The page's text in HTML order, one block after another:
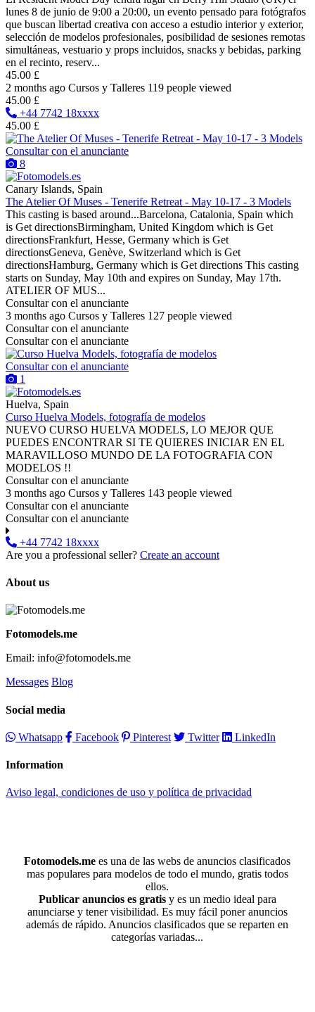
lunes 8 de junio de 9:00 a 20:00, un evento pensado para fotógrafos
que buscan libertad creativa con acceso a estudio interior y exterior,
selección de modelos profesionales, posibilidad de sesiones remotas
simultáneas, vestuario y props incluidos, snacks y bebidas, parking
en el recinto, reserv...
45.00 £
2 months ago Cursos y Talleres 119 people viewed
45.00 £
+44 7742 18xxxx
45.00 £
Consultar con el anunciante
8
Canary Islands, Spain
The Atelier Of Muses - Tenerife Retreat - May 10-17 - 3 Models
This casting is based around...Barcelona, Catalonia, Spain which
is Get directionsBirmingham, United Kingdom which is Get
directionsFrankfurt, Hesse, Germany which is Get
directionsGeneva, Genève, Switzerland which is Get
directionsHamburg, Germany which is Get directions This casting
starts on Sunday, May 10th and expires on Sunday, May 17th.
ATELIER OF MUS...
Consultar con el anunciante
3 months ago Cursos y Talleres 127 people viewed
Consultar con el anunciante
Consultar con el anunciante
Consultar con el anunciante
1
Huelva, Spain
Curso Huelva Models, fotografía de modelos
NUEVO CURSO HUELVA MODELS, LO MEJOR QUE
PUEDES ENCONTRAR SI TE QUIERES INICIAR EN EL
MARAVILLOSO MUNDO DE LA FOTOGRAFIA CON
MODELOS !!
Consultar con el anunciante
3 months ago Cursos y Talleres 143 people viewed
Consultar con el anunciante
Consultar con el anunciante
+44 7742 18xxxx
Are you a professional seller? Create an account
About us
Fotomodels.me
Email: info@fotomodels.me
Messages Blog
Social media
Whatsapp Facebook Pinterest Twitter LinkedIn
Information
Aviso legal, condiciones de uso y política de privacidad
Fotomodels.me es una de las webs de anuncios clasificados
mas populares para modelos de todo el mundo, gratis todos
ellos.
Publicar anuncios es gratisy es un medio ideal para
anunciarse y tener visibilidad. Es muy fácil poner anuncios
además de rápido. Anuncios clasificados que se reparten en
categorías variadas...